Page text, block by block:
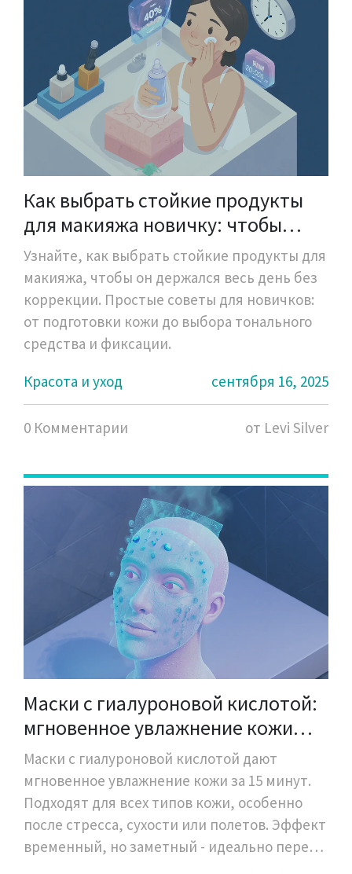
Как выбрать стойкие продукты
для макияжа новичку: чтобы
макияж держался весь день
Узнайте, как выбрать стойкие продукты для
макияжа, чтобы он держался весь день без
коррекции. Простые советы для новичков:
от подготовки кожи до выбора тонального
средства и фиксации.
Красота и уход
сентября 16, 2025
0 Комментарии от Levi Silver
Маски с гиалуроновой кислотой:
мгновенное увлажнение кожи
лица
Маски с гиалуроновой кислотой дают
мгновенное увлажнение кожи за 15 минут.
Подходят для всех типов кожи, особенно
после стресса, сухости или полетов. Эффект
временный, но заметный - идеально перед